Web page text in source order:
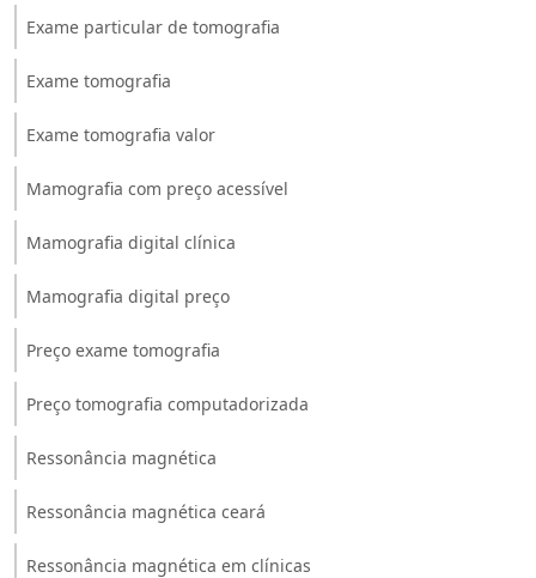
Exame particular de tomografia
Exame tomografia
Exame tomografia valor
Mamografia com preço acessível
Mamografia digital clínica
Mamografia digital preço
Preço exame tomografia
Preço tomografia computadorizada
Ressonância magnética
Ressonância magnética ceará
Ressonância magnética em clínicas